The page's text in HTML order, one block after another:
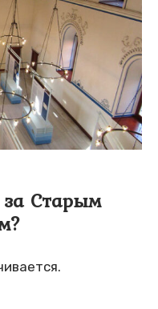
за Старым